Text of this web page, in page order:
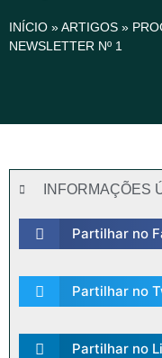
INÍCIO »ARTIGOS »
NEWSLETTER Nº 1
INFORMAÇÕES
Partilhar no
Partilhar no
Partilhar no